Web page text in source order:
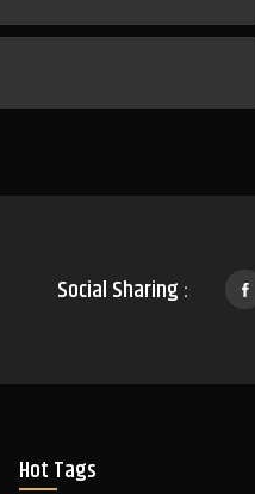
Social Sharing :
Hot Tags